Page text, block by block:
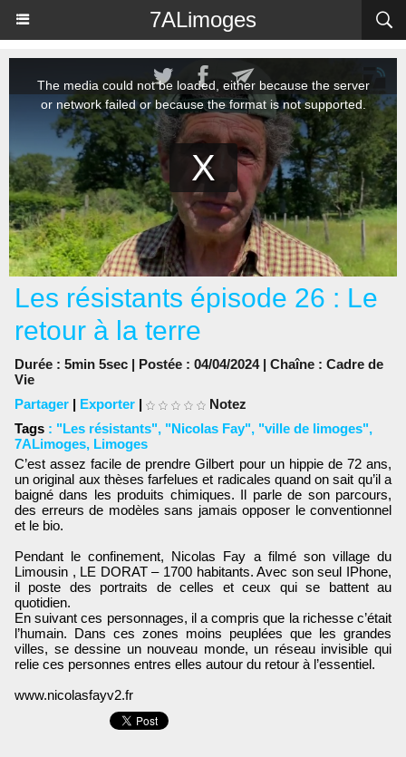
7ALimoges
Les résistants épisode 26 : Le
retour à la terre
Durée : 5min 5sec | Postée : 04/04/2024 | Chaîne : Cadre de
Vie
Partager | Exporter |
Notez
Tags : "Les résistants", "Nicolas Fay", "ville de limoges",
7ALimoges, Limoges
C’est assez facile de prendre Gilbert pour un hippie de 72 ans,
un original aux thèses farfelues et radicales quand on sait qu’il a
baigné dans les produits chimiques. Il parle de son parcours,
des erreurs de modèles sans jamais opposer le conventionnel
et le bio.
Pendant le confinement, Nicolas Fay a filmé son village du
Limousin , LE DORAT – 1700 habitants. Avec son seul IPhone,
il poste des portraits de celles et ceux qui se battent au
quotidien.
En suivant ces personnages, il a compris que la richesse c’était
l’humain. Dans ces zones moins peuplées que les grandes
villes, se dessine un nouveau monde, un réseau invisible qui
relie ces personnes entres elles autour du retour à l’essentiel.
www.nicolasfayv2.fr